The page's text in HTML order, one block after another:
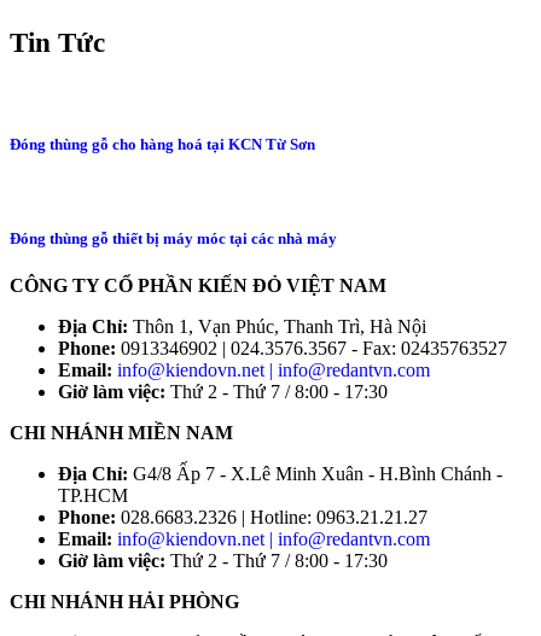
Tin Tức
Đóng thùng gỗ cho hàng hoá tại KCN Từ Sơn
Đóng thùng gỗ thiết bị máy móc tại các nhà máy
CÔNG TY CỔ PHẦN KIẾN ĐỎ VIỆT NAM
Địa Chỉ: Thôn 1, Vạn Phúc, Thanh Trì, Hà Nội
Phone: 0913346902 | 024.3576.3567 - Fax: 02435763527
Email: info@kiendovn.net | info@redantvn.com
Giờ làm việc: Thứ 2 - Thứ 7 / 8:00 - 17:30
CHI NHÁNH MIỀN NAM
Địa Chỉ: G4/8 Ấp 7 - X.Lê Minh Xuân - H.Bình Chánh -
TP.HCM
Phone: 028.6683.2326 | Hotline: 0963.21.21.27
Email: info@kiendovn.net | info@redantvn.com
Giờ làm việc: Thứ 2 - Thứ 7 / 8:00 - 17:30
CHI NHÁNH HẢI PHÒNG